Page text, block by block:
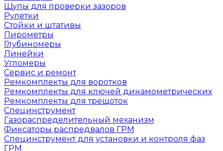
Щупы для проверки зазоров
Рулетки
Стойки и штативы
Пирометры
Глубиномеры
Линейки
Угломеры
Сервис и ремонт
Ремкомплекты для воротков
Ремкомплекты для ключей динамометрических
Ремкомплекты для трещоток
Специнструмент
Газораспределительный механизм
Фиксаторы распредвалов ГРМ
Специнструмент для установки и контроля фаз
ГРМ